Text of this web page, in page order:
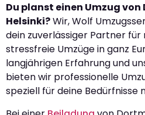
Du planst einen Umzug
Helsinki?Wir, Wolf
dein zuverlässiger Partner für
stressfreie Umzüge in ganz
langjährigen Erfahrung und
bieten wir professionelle
speziell für deine Bedürfnisse